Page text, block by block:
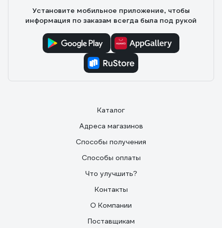
Установите мобильное приложение, чтобы
информация по заказам всегда была под рукой
Каталог
Адреса магазинов
Способы получения
Способы оплаты
Что улучшить?
Контакты
О Компании
Поставщикам